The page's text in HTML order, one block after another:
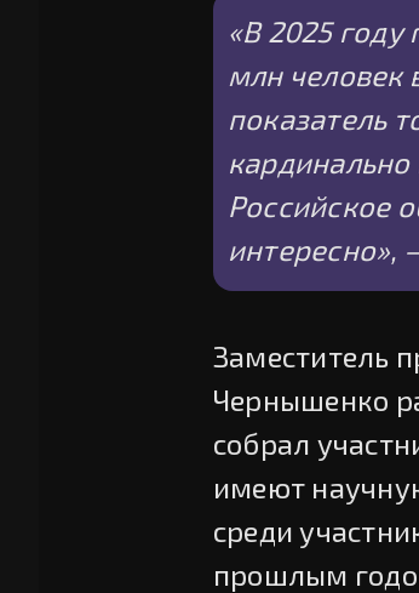
«В 2025 году
млн человек
показатель
Российское
интересно»,
Заместитель
Чернышенко
собрал
имеют
среди
прошлым